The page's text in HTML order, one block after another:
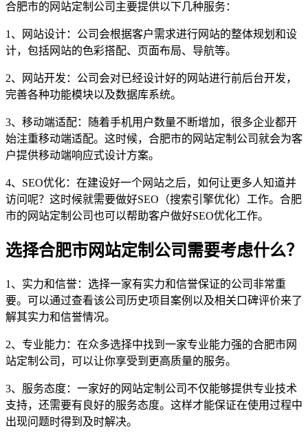
合肥市的网站定制公司主要提供以下几种服务：
1、网站设计：公司会根据客户需求进行网站的整体规划和设
计，包括网站的色彩搭配、页面布局、导航等。
2、网站开发：公司会对已经设计好的网站进行前后台开发，
完善各种功能模块以及数据库系统。
3、移动端适配：随着手机用户数量不断增加，很多企业都开
始注重移动端适配。这时候，合肥市的网站定制公司就会为客
户提供移动端响应式设计方案。
4、SEO优化：在建设好一个网站之后，如何让更多人知道并
访问呢？这时候就需要做好SEO（搜索引擎优化）工作。合肥
市的网站定制公司也可以帮助客户做好SEO优化工作。
选择合肥市网站定制公司需要考虑什么？
1、实力和信誉：选择一家有实力和信誉保证的公司非常重
要。可以通过查看该公司历史项目案例以及相关口碑评价来了
解其实力和信誉情况。
2、专业能力：在众多选择中找到一家专业能力强的合肥市网
站定制公司，可以让你享受到更高质量的服务。
3、服务态度：一家好的网站定制公司不仅能够提供专业技术
支持，还需要有良好的服务态度。这样才能保证在使用过程中
出现问题时得到及时解决。